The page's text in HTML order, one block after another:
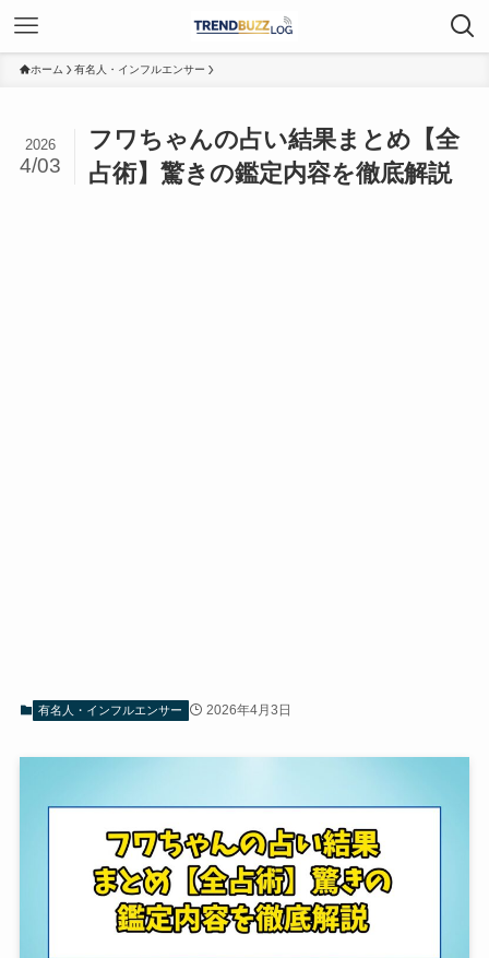
ホーム 有名人・インフルエンサー
フワちゃんの占い結果まとめ【全
占術】驚きの鑑定内容を徹底解説
2026
4/03
有名人・インフルエンサー 2026年4月3日